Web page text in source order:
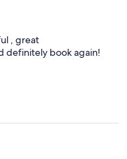
, great
definitely book again!